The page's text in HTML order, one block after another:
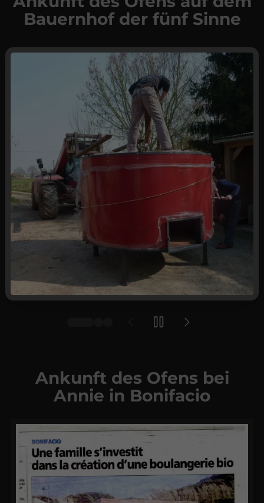
Bauernhof der fünf Sinne
Ankunft des Ofens bei
Annie in Bonifacio